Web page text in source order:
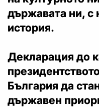
държавата ни, с
история.
Декларация до
България да
държавен